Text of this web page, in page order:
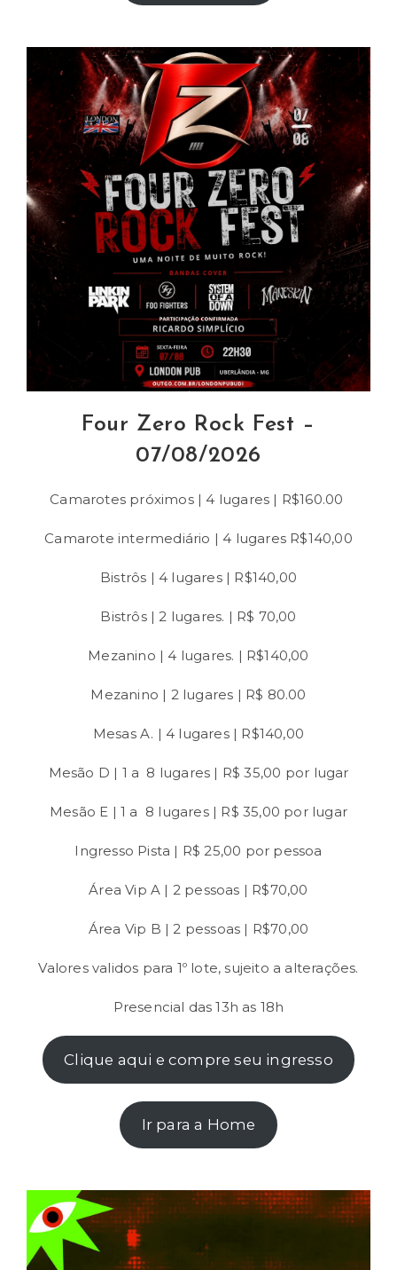
Four Zero Rock Fest –
07/08/2026
Camarotes próximos | 4 lugares | R$160.00
Camarote intermediário | 4 lugares R$140,00
Bistrôs | 4 lugares | R$140,00
Bistrôs | 2 lugares. | R$ 70,00
Mezanino | 4 lugares. | R$140,00
Mezanino | 2 lugares | R$ 80.00
Mesas A. | 4 lugares | R$140,00
Mesão D | 1 a 8 lugares | R$ 35,00 por lugar
Mesão E | 1 a 8 lugares | R$ 35,00 por lugar
Ingresso Pista | R$ 25,00 por pessoa
Área Vip A | 2 pessoas | R$70,00
Área Vip B | 2 pessoas | R$70,00
Valores validos para 1º lote, sujeito a alterações.
Presencial das 13h as 18h
Clique aqui e compre seu ingresso
Ir para a Home